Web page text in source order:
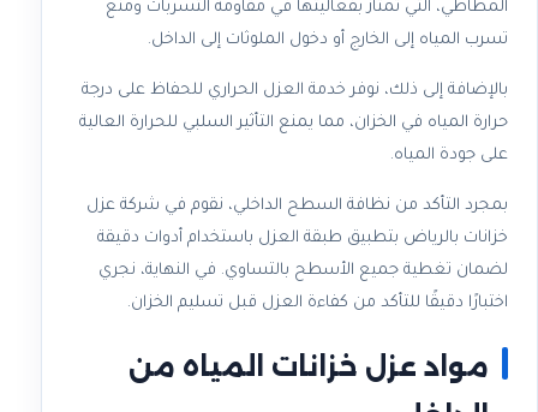
المطاطي، التي تمتاز بفعاليتها في مقاومة التسربات ومنع
تسرب المياه إلى الخارج أو دخول الملوثات إلى الداخل.
بالإضافة إلى ذلك، نوفر خدمة العزل الحراري للحفاظ على درجة
حرارة المياه في الخزان، مما يمنع التأثير السلبي للحرارة العالية
على جودة المياه.
بمجرد التأكد من نظافة السطح الداخلي، نقوم في شركة عزل
خزانات بالرياض بتطبيق طبقة العزل باستخدام أدوات دقيقة
لضمان تغطية جميع الأسطح بالتساوي. في النهاية، نجري
اختبارًا دقيقًا للتأكد من كفاءة العزل قبل تسليم الخزان.
مواد عزل خزانات المياه من